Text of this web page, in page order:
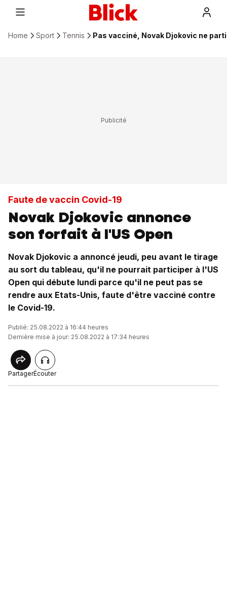
Home Sport Tennis Pas vacciné, Novak Djokovic ne
Faute de vaccin Covid-19
Novak Djokovic annonce
son forfait à l'US Open
Novak Djokovic a annoncé jeudi, peu avant le tirage
au sort du tableau, qu'il ne pourrait participer à l'US
Open qui débute lundi parce qu'il ne peut pas se
rendre aux Etats-Unis, faute d'être vacciné contre
le Covid-19.
Publié: 25.08.2022 à 16:44 heures
Dernière mise à jour: 25.08.2022 à 17:34 heures
PartagerÉcouter